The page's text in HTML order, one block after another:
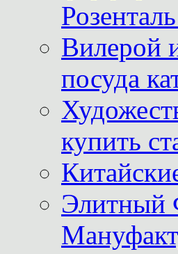
Вилерой
посуда
купить
Элитный